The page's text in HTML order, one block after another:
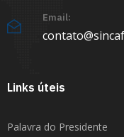
Email:
Links úteis
Palavra do Presidente